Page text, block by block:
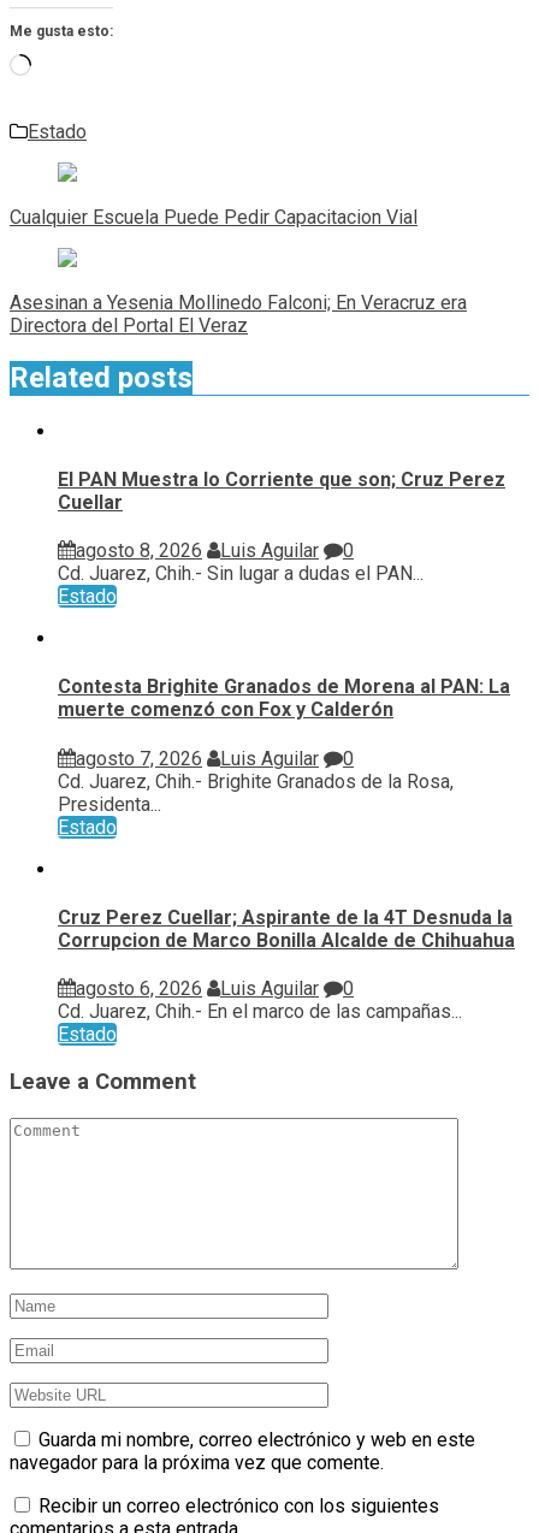
Me gusta esto:
Cargando...
Estado
Navegación
de
entradas
Cualquier Escuela Puede Pedir Capacitacion Vial
Asesinan a Yesenia Mollinedo Falconi; En Veracruz era
Directora del Portal El Veraz
Related posts
El PAN Muestra lo Corriente que son; Cruz Perez
Cuellar
agosto 8, 2026 Luis Aguilar
0
Cd. Juarez, Chih.- Sin lugar a dudas el PAN...
Estado
Contesta Brighite Granados de Morena al PAN: La
muerte comenzó con Fox y Calderón
agosto 7, 2026 Luis Aguilar
0
Cd. Juarez, Chih.- Brighite Granados de la Rosa,
Presidenta...
Estado
Cruz Perez Cuellar; Aspirante de la 4T Desnuda la
Corrupcion de Marco Bonilla Alcalde de Chihuahua
agosto 6, 2026 Luis Aguilar
0
Cd. Juarez, Chih.- En el marco de las campañas...
Estado
Leave a Comment
Guarda mi nombre, correo electrónico y web en este
navegador para la próxima vez que comente.
Recibir un correo electrónico con los siguientes
comentarios a esta entrada.